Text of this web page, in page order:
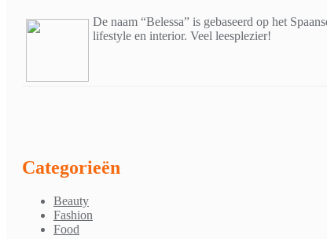
De naam “Belessa” is gebaseerd op het
lifestyle en interior. Veel leesplezier!
Categorieën
Beauty
Fashion
Food